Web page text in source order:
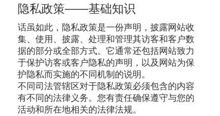
隐私政策——基础知识
话虽如此，隐私政策是一份声明，披露网站收
集、使用、披露、处理和管理其访客和客户数
据的部分或全部方式。它通常还包括网站致力
于保护访客或客户隐私的声明，以及网站为保
护隐私而实施的不同机制的说明。
不同司法管辖区对于隐私政策必须包含的内容
有不同的法律义务。您有责任确保遵守与您的
活动和所在地相关的法律法规。